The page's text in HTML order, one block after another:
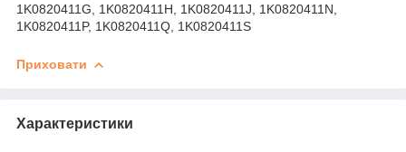
1K0820411G, 1K0820411H, 1K0820411J, 1K0820411N,
1K0820411P, 1K0820411Q, 1K0820411S
Приховати
Характеристики